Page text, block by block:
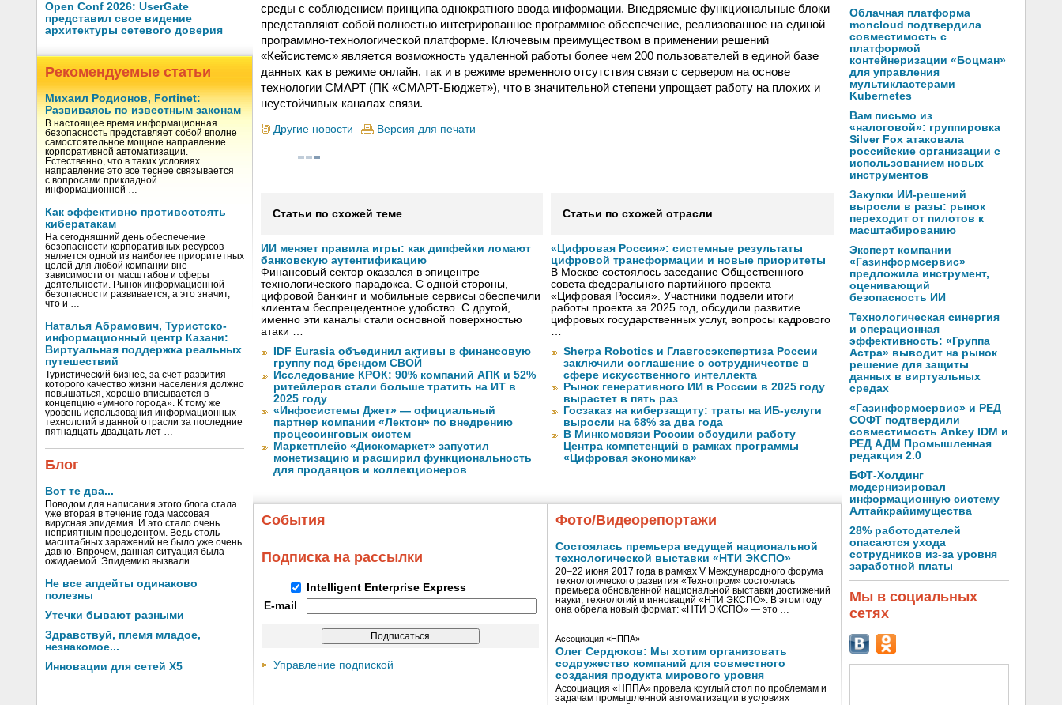
Open Conf 2026: UserGate
представил свое видение
архитектуры сетевого доверия
Рекомендуемые статьи
Михаил Родионов, Fortinet:
Развиваясь по известным законам
В настоящее время информационная
безопасность представляет собой вполне
самостоятельное мощное направление
корпоративной автоматизации.
Естественно, что в таких условиях
направление это все теснее связывается
с вопросами прикладной
информационной …
Как эффективно противостоять
кибератакам
На сегодняшний день обеспечение
безопасности корпоративных ресурсов
является одной из наиболее приоритетных
целей для любой компании вне
зависимости от масштабов и сферы
деятельности. Рынок информационной
безопасности развивается, а это значит,
что и …
Наталья Абрамович, Туристско-
информационный центр Казани:
Виртуальная поддержка реальных
путешествий
Туристический бизнес, за счет развития
которого качество жизни населения должно
повышаться, хорошо вписывается в
концепцию «умного города». К тому же
уровень использования информационных
технологий в данной отрасли за последние
пятнадцать-двадцать лет …
Блог
Вот те два...
Поводом для написания этого блога стала
уже вторая в течение года массовая
вирусная эпидемия. И это стало очень
неприятным прецедентом. Ведь столь
масштабных заражений не было уже очень
давно. Впрочем, данная ситуация была
ожидаемой. Эпидемию вызвали …
Не все апдейты одинаково
полезны
Утечки бывают разными
Здравствуй, племя младое,
незнакомое...
Инновации для сетей X5
среды с соблюдением принципа однократного ввода информации. Внедряемые функциональные блоки
представляют собой полностью интегрированное программное обеспечение, реализованное на единой
программно-технологической платформе. Ключевым преимуществом в применении решений
«Кейсистемс» является возможность удаленной работы более чем 200 пользователей в единой базе
данных как в режиме онлайн, так и в режиме временного отсутствия связи с сервером на основе
технологии СМАРТ (ПК «СМАРТ-Бюджет»), что в значительной степени упрощает работу на плохих и
неустойчивых каналах связи.
Другие новости Версия для печати
Статьи по схожей теме
ИИ меняет правила игры: как дипфейки ломают
банковскую аутентификацию
Финансовый сектор оказался в эпицентре
технологического парадокса. С одной стороны,
цифровой банкинг и мобильные сервисы обеспечили
клиентам беспрецедентное удобство. С другой,
именно эти каналы стали основной поверхностью
атаки …
IDF Eurasia объединил активы в финансовую
группу под брендом СВОЙ
Исследование КРОК: 90% компаний АПК и 52%
ритейлеров стали больше тратить на ИТ в
2025 году
«Инфосистемы Джет» — официальный
партнер компании «Лектон» по внедрению
процессинговых систем
Маркетплейс «Дискомаркет» запустил
монетизацию и расширил функциональность
для продавцов и коллекционеров
Статьи по схожей отрасли
«Цифровая Россия»: системные результаты
цифровой трансформации и новые приоритеты
В Москве состоялось заседание Общественного
совета федерального партийного проекта
«Цифровая Россия». Участники подвели итоги
работы проекта за 2025 год, обсудили развитие
цифровых государственных услуг, вопросы кадрового
…
Sherpa Robotics и Главгосэкспертиза России
заключили соглашение о сотрудничестве в
сфере искусственного интеллекта
Рынок генеративного ИИ в России в 2025 году
вырастет в пять раз
Госзаказ на киберзащиту: траты на ИБ-услуги
выросли на 68% за два года
В Минкомсвязи России обсудили работу
Центра компетенций в рамках программы
«Цифровая экономика»
События
Подписка на рассылки
Intelligent Enterprise Express
E-mail
Управление подпиской
Фото/Видеорепортажи
Состоялась премьера ведущей национальной
технологической выставки «НТИ ЭКСПО»
20–22 июня 2017 года в рамках V Международного форума
технологического развития «Технопром» состоялась
премьера обновленной национальной выставки достижений
науки, технологий и инноваций «НТИ ЭКСПО». В этом году
она обрела новый формат: «НТИ ЭКСПО» — это …
Ассоциация «НППА»
Олег Сердюков: Мы хотим организовать
содружество компаний для совместного
создания продукта мирового уровня
Ассоциация «НППА» провела круглый стол по проблемам и
задачам промышленной автоматизации в условиях
Облачная платформа
moncloud подтвердила
совместимость с
платформой
контейнеризации «Боцман»
для управления
мультикластерами
Kubernetes
Вам письмо из
«налоговой»: группировка
Silver Fox атаковала
российские организации с
использованием новых
инструментов
Закупки ИИ-решений
выросли в разы: рынок
переходит от пилотов к
масштабированию
Эксперт компании
«Газинформсервис»
предложила инструмент,
оценивающий
безопасность ИИ
Технологическая синергия
и операционная
эффективность: «Группа
Астра» выводит на рынок
решение для защиты
данных в виртуальных
средах
«Газинформсервис» и РЕД
СОФТ подтвердили
совместимость Ankey IDM и
РЕД АДМ Промышленная
редакция 2.0
БФТ-Холдинг
модернизировал
информационную систему
Алтайкрайимущества
28% работодателей
опасаются ухода
сотрудников из-за уровня
заработной платы
Мы в социальных
сетях